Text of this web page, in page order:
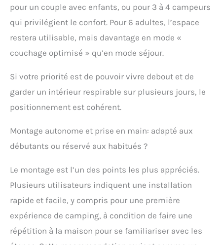
pour un couple avec enfants, ou pour 3 à 4 campeurs
qui privilégient le confort. Pour 6 adultes, l’espace
restera utilisable, mais davantage en mode «
couchage optimisé » qu’en mode séjour.
Si votre priorité est de pouvoir vivre debout et de
garder un intérieur respirable sur plusieurs jours, le
positionnement est cohérent.
Montage autonome et prise en main: adapté aux
débutants ou réservé aux habitués ?
Le montage est l’un des points les plus appréciés.
Plusieurs utilisateurs indiquent une installation
rapide et facile, y compris pour une première
expérience de camping, à condition de faire une
répétition à la maison pour se familiariser avec les